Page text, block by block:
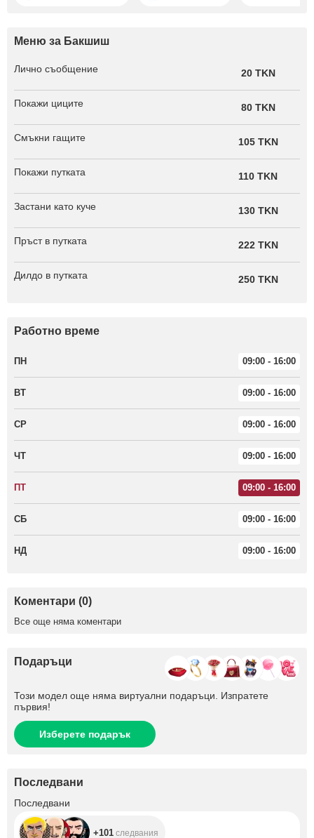
Меню за Бакшиш
Лично съобщение 20 TKN
Покажи циците 80 TKN
Смъкни гащите 105 TKN
Покажи путката 110 TKN
Застани като куче 130 TKN
Пръст в путката 222 TKN
Дилдо в путката 250 TKN
Работно време
ПН 09:00 - 16:00
ВТ 09:00 - 16:00
СР 09:00 - 16:00
ЧТ 09:00 - 16:00
ПТ 09:00 - 16:00
СБ 09:00 - 16:00
НД 09:00 - 16:00
Коментари (0)
Все още няма коментари
Подаръци
Този модел още няма виртуални подаръци. Изпратете
първия!
Изберете подарък
Последвани
Последвани
+101 следвания